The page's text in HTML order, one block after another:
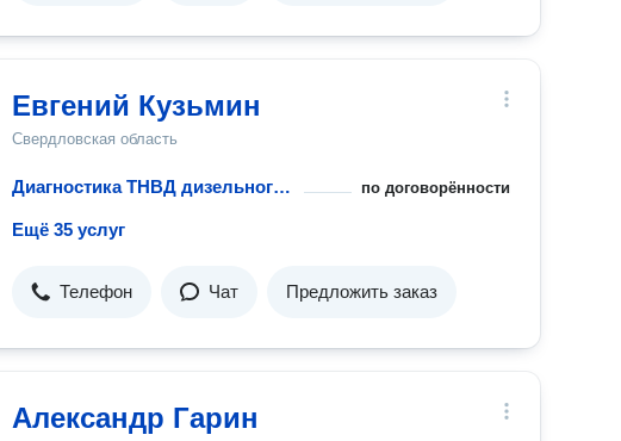
Евгений Кузьмин
Свердловская область
Диагностика ТНВД дизельного двигателя по договорённости
Ещё 35 услуг
Телефон Чат Предложить заказ
Александр Гарин